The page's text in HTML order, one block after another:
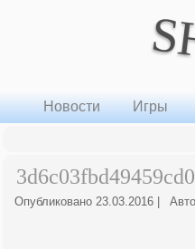
Новости Игры
Опубликовано 23.03.2016